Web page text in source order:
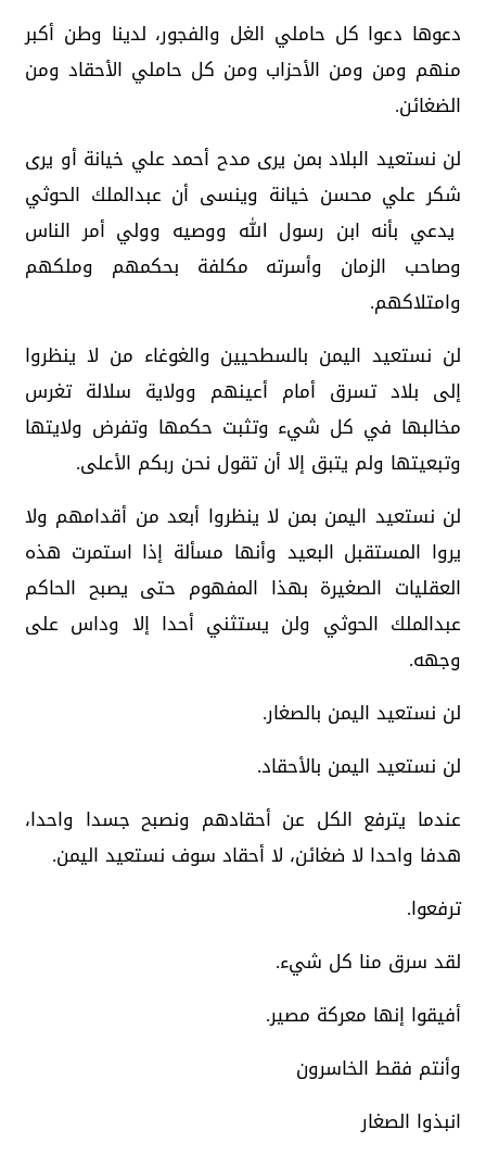
دعوها دعوا كل حاملي الغل والفجور، لدينا وطن أكبر
منهم ومن ومن الأحزاب ومن كل حاملي الأحقاد ومن
الضغائن.
لن نستعيد البلاد بمن يرى مدح أحمد علي خيانة أو يرى
شكر علي محسن خيانة وينسى أن عبدالملك الحوثي
يدعي بأنه ابن رسول الله ووصيه وولي أمر الناس
وصاحب الزمان وأسرته مكلفة بحكمهم وملكهم
وامتلاكهم.
لن نستعيد اليمن بالسطحيين والغوغاء من لا ينظروا
إلى بلاد تسرق أمام أعينهم وولاية سلالة تغرس
مخالبها في كل شيء وتثبت حكمها وتفرض ولايتها
وتبعيتها ولم يتبق إلا أن تقول نحن ربكم الأعلى.
لن نستعيد اليمن بمن لا ينظروا أبعد من أقدامهم ولا
يروا المستقبل البعيد وأنها مسألة إذا استمرت هذه
العقليات الصغيرة بهذا المفهوم حتى يصبح الحاكم
عبدالملك الحوثي ولن يستثني أحدا إلا وداس على
وجهه.
لن نستعيد اليمن بالصغار.
لن نستعيد اليمن بالأحقاد.
عندما يترفع الكل عن أحقادهم ونصبح جسدا واحدا،
هدفا واحدا لا ضغائن، لا أحقاد سوف نستعيد اليمن.
ترفعوا.
لقد سرق منا كل شيء.
أفيقوا إنها معركة مصير.
وأنتم فقط الخاسرون
انبذوا الصغار